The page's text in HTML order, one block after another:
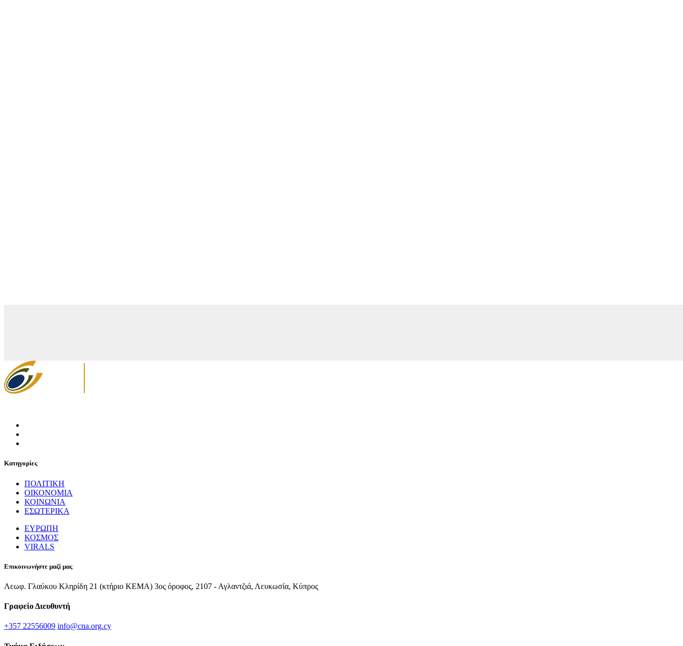
Κατηγορίες
ΠΟΛΙΤΙΚΗ
ΟΙΚΟΝΟΜΙΑ
ΚΟΙΝΩΝΙΑ
ΕΣΩΤΕΡΙΚΑ
ΕΥΡΩΠΗ
ΚΟΣΜΟΣ
VIRALS
Επικοινωνήστε μαζί μας
Λεωφ. Γλαύκου Κληρίδη 21 (κτήριο ΚΕΜΑ) 3ος όροφος, 2107 - Αγλαντζιά, Λευκωσία, Κύπρος
Γραφείο Διευθυντή
+357 22556009 info@cna.org.cy